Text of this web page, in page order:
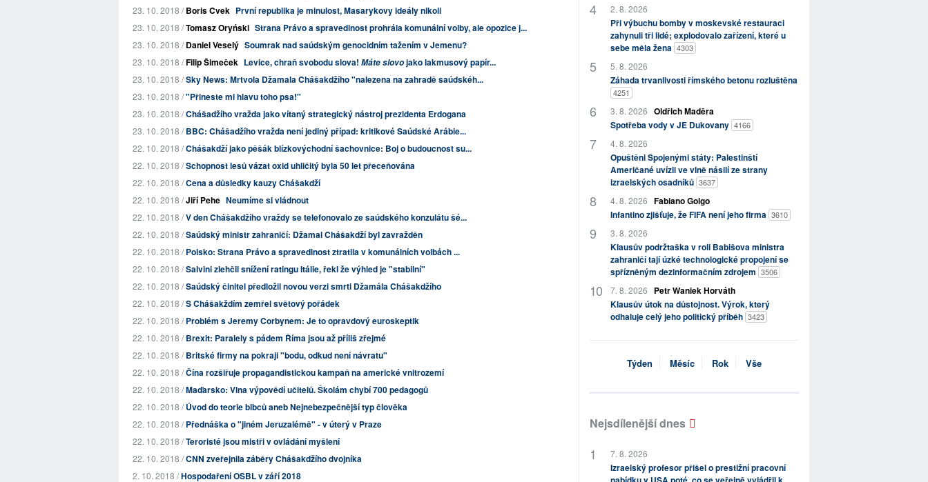
23. 10. 2018 /Boris Cvek První republika je minulost, Masarykovy ideály nikoli
23. 10. 2018 /Tomasz Oryński Strana Právo a spravedlnost prohrála komunální volby, ale opozice j...
23. 10. 2018 /Daniel Veselý Soumrak nad saúdským genocidním tažením v Jemenu?
23. 10. 2018 /Filip Šimeček Levice, chraň svobodu slova! Máte slovojako lakmusový papír...
23. 10. 2018 /Sky News: Mrtvola Džamala Chášakdžího "nalezena na zahradě saúdskéh...
23. 10. 2018 /"Přineste mi hlavu toho psa!"
23. 10. 2018 /Chášadžího vražda jako vítaný strategický nástroj prezidenta Erdogana
23. 10. 2018 /BBC: Chášadžího vražda není jediný případ: kritikové Saúdské Arábie...
22. 10. 2018 /Chášakdží jako pěšák blízkovýchodní šachovnice: Boj o budoucnost su...
22. 10. 2018 /Schopnost lesů vázat oxid uhličitý byla 50 let přeceňována
22. 10. 2018 /Cena a důsledky kauzy Chášakdží
22. 10. 2018 /Jiří Pehe Neumíme si vládnout
22. 10. 2018 /V den Chášakdžího vraždy se telefonovalo ze saúdského konzulátu šé...
22. 10. 2018 /Saúdský ministr zahraničí: Džamal Chášakdží byl zavražděn
22. 10. 2018 /Polsko: Strana Právo a spravedlnost ztratila v komunálních volbách ...
22. 10. 2018 /Salvini zlehčil snížení ratingu Itálie, řekl že výhled je "stabilní"
22. 10. 2018 /Saúdský činitel předložil novou verzi smrti Džamála Chášakdžího
22. 10. 2018 /S Chášakždím zemřel světový pořádek
22. 10. 2018 /Problém s Jeremy Corbynem: Je to opravdový euroskeptik
22. 10. 2018 /Brexit: Paralely s pádem Říma jsou až příliš zřejmé
22. 10. 2018 /Britské firmy na pokraji "bodu, odkud není návratu"
22. 10. 2018 /Čína rozšiřuje propagandistickou kampaň na americké vnitrozemí
22. 10. 2018 /Maďarsko: Vlna výpovědí učitelů. Školám chybí 700 pedagogů
22. 10. 2018 /Úvod do teorie blbců aneb Nejnebezpečnější typ člověka
22. 10. 2018 /Přednáška o "jiném Jeruzalémě" - v úterý v Praze
22. 10. 2018 /Teroristé jsou mistři v ovládání myšlení
22. 10. 2018 /CNN zveřejnila záběry Chášakdžího dvojníka
2. 10. 2018 /Hospodaření OSBL v září 2018
2. 8. 2026
Při výbuchu bomby v moskevské restauraci
zahynuli tři lidé; explodovalo zařízení, které u
sebe měla žena 4303
5. 8. 2026
Záhada trvanlivosti římského betonu rozluštěna
4251
3. 8. 2026 Oldřich Maděra
Spotřeba vody v JE Dukovany 4166
4. 8. 2026
Opuštěni Spojenými státy: Palestinští
Američané uvízli ve vlně násilí ze strany
izraelských osadníků 3637
4. 8. 2026 Fabiano Golgo
Infantino zjišťuje, že FIFA není jeho firma 3610
3. 8. 2026
Klausův podržtaška v roli Babišova ministra
zahraničí tají úzké technologické propojení se
spřízněným dezinformačním zdrojem 3506
7. 8. 2026
Petr Waniek Horváth
Klausův útok na důstojnost. Výrok, který
odhaluje celý jeho politický příběh 3423
Týden Měsíc Rok Vše
Nejsdílenější dnes
7. 8. 2026
Izraelský profesor přišel o prestižní pracovní